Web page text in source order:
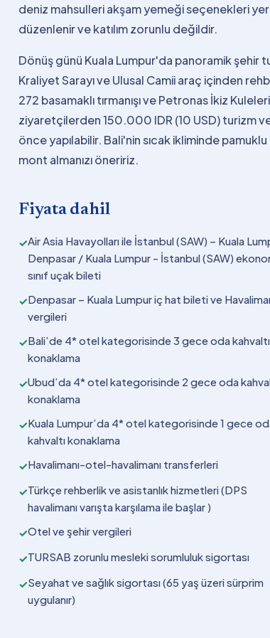
deniz mahsulleri akşam yemeği seçenekleri yer
düzenlenir ve katılım zorunlu değildir.
Dönüş günü Kuala Lumpur'da panoramik şehir
Kraliyet Sarayı ve Ulusal Camii araç içinden
272 basamaklı tırmanışı ve Petronas İkiz
ziyaretçilerden 150.000 IDR (10 USD) turizm
önce yapılabilir. Bali'nin sıcak ikliminde
mont almanızı öneririz.
Fiyata dahil
✓Air Asia Havayolları ile İstanbul (SAW) – Kuala
Denpasar / Kuala Lumpur - İstanbul (SAW)
sınıf uçak bileti
✓Denpasar – Kuala Lumpur iç hat bileti ve
vergileri
✓Bali’de 4* otel kategorisinde 3 gece oda kahvaltı
konaklama
✓Ubud’da 4* otel kategorisinde 2 gece oda
konaklama
✓Kuala Lumpur’da 4* otel kategorisinde 1 gece
kahvaltı konaklama
✓Havalimanı-otel-havalimanı transferleri
✓Türkçe rehberlik ve asistanlık hizmetleri (DPS
havalimanı varışta karşılama ile başlar )
✓Otel ve şehir vergileri
✓TURSAB zorunlu mesleki sorumluluk sigortası
✓Seyahat ve sağlık sigortası (65 yaş üzeri sürprim
uygulanır)